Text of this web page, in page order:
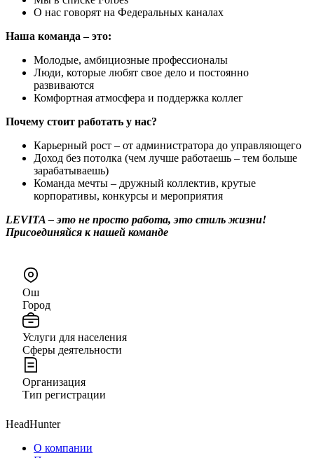
О нас говорят на Федеральных каналах
Наша команда – это:
Молодые, амбициозные профессионалы
Люди, которые любят свое дело и постоянно
развиваются
Комфортная атмосфера и поддержка коллег
Почему стоит работать у нас?
Карьерный рост – от администратора до управляющего
Доход без потолка (чем лучше работаешь – тем больше
зарабатываешь)
Команда мечты – дружный коллектив, крутые
корпоративы, конкурсы и мероприятия
LEVITA – это не просто работа, это стиль жизни!
Присоединяйся к нашей команде
Ош
Город
Услуги для населения
Сферы деятельности
Организация
Тип регистрации
HeadHunter
О компании